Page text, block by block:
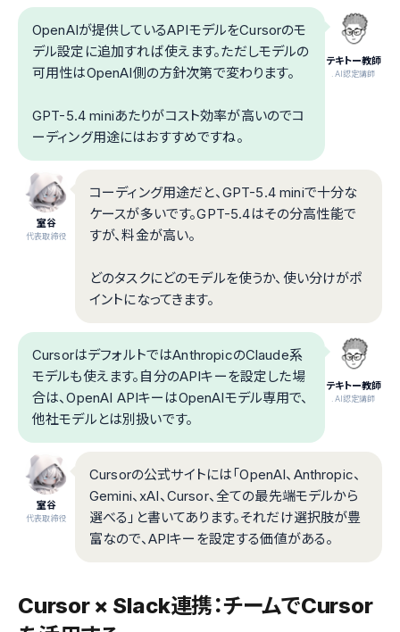
テキトー教師
.AI認定講師
OpenAIが提供しているAPIモデルをCursorのモ
デル設定に追加すれば使えます。ただしモデルの
可用性はOpenAI側の方針次第で変わります。
GPT-5.4 miniあたりがコスト効率が高いのでコ
ーディング用途にはおすすめですね。
室谷
代表取締役
コーディング用途だと、GPT-5.4 miniで十分な
ケースが多いです。GPT-5.4はその分高性能で
すが、料金が高い。
どのタスクにどのモデルを使うか、使い分けがポ
イントになってきます。
テキトー教師
.AI認定講師
CursorはデフォルトではAnthropicのClaude系
モデルも使えます。自分のAPIキーを設定した場
合は、OpenAI APIキーはOpenAIモデル専用で、
他社モデルとは別扱いです。
室谷
代表取締役
Cursorの公式サイトには「OpenAI、Anthropic、
Gemini、xAI、Cursor、全ての最先端モデルから
選べる」と書いてあります。それだけ選択肢が豊
富なので、APIキーを設定する価値がある。
Cursor × Slack連携：チームでCursor